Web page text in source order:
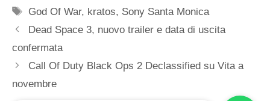
Tag
God Of War, kratos, Sony Santa Monica
Dead Space 3, nuovo trailer e data di uscita
confermata
Call Of Duty Black Ops 2 Declassified su Vita a
novembre